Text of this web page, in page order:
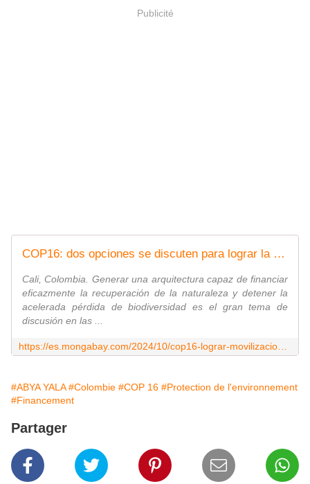
Publicité
COP16: dos opciones se discuten para lograr la movilización de recursos para detener la pérdida de biodiversidad
Cali, Colombia. Generar una arquitectura capaz de financiar
eficazmente la recuperación de la naturaleza y detener la
acelerada pérdida de biodiversidad es el gran tema de
discusión en las ...
#ABYA YALA #Colombie #COP 16 #Protection de l'environnement
#Financement
Partager